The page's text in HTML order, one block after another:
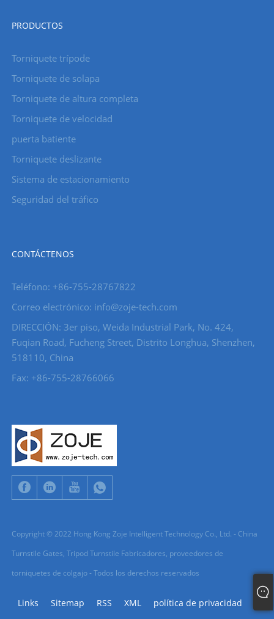
PRODUCTOS
Torniquete trípode
Torniquete de solapa
Torniquete de altura completa
Torniquete de velocidad
puerta batiente
Torniquete deslizante
Sistema de estacionamiento
Seguridad del tráfico
CONTÁCTENOS
Teléfono: +86-755-28767822
Correo electrónico: info@zoje-tech.com
DIRECCIÓN: 3er piso, Weida Industrial Park, No. 424,
Fuqian Road, Fucheng Street, Distrito Longhua, Shenzhen,
518110, China
Fax: +86-755-28766066
Copyright © 2022 Hong Kong Zoje Intelligent Technology Co., Ltd. - China
Turnstile Gates, Tripod Turnstile Fabricadores, proveedores de
torniquetes de colgajo - Todos los derechos reservados
Links Sitemap RSS XML política de privacidad